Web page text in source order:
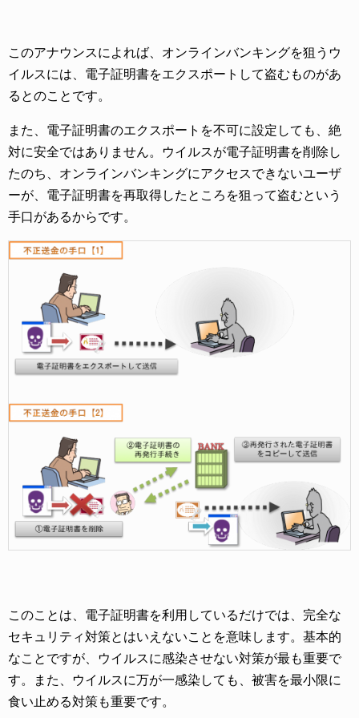
このアナウンスによれば、オンラインバンキングを狙うウ
イルスには、電子証明書をエクスポートして盗むものがあ
るとのことです。
また、電子証明書のエクスポートを不可に設定しても、絶
対に安全ではありません。ウイルスが電子証明書を削除し
たのち、オンラインバンキングにアクセスできないユーザ
ーが、電子証明書を再取得したところを狙って盗むという
手口があるからです。
このことは、電子証明書を利用しているだけでは、完全な
セキュリティ対策とはいえないことを意味します。基本的
なことですが、ウイルスに感染させない対策が最も重要で
す。また、ウイルスに万が一感染しても、被害を最小限に
食い止める対策も重要です。